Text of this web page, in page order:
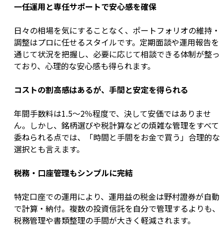
一任運用と専任サポートで安心感を確保
日々の相場を気にすることなく、ポートフォリオの維持・
調整はプロに任せるスタイルです。定期面談や運用報告を
通じて状況を把握し、必要に応じて相談できる体制が整っ
ており、心理的な安心感も得られます。
コストの割高感はあるが、手間と安定を得られる
年間手数料は1.5〜2％程度で、決して安価ではありませ
ん。しかし、銘柄選びや税計算などの煩雑な管理をすべて
委ねられる点では、「時間と手間をお金で買う」合理的な
選択とも言えます。
税務・口座管理もシンプルに完結
特定口座での運用により、運用益の税金は野村證券が自動
で計算・納付。複数の投資信託を自分で管理するよりも、
税務管理や書類整理の手間が大きく軽減されます。